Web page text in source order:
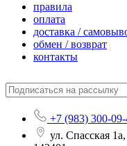
правила
оплата
доставка /
обмен / возврат
контакты
+7 (983) 300-
ул. Спасская